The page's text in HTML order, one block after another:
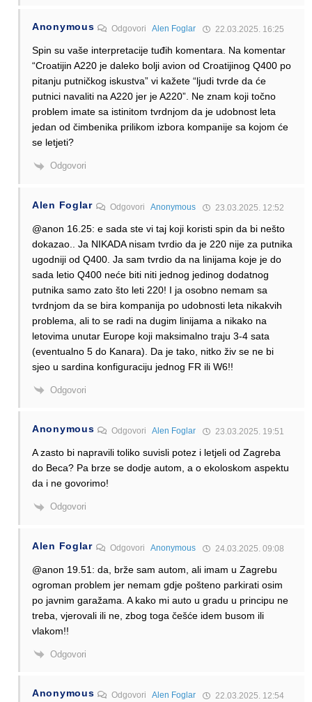
Anonymous OdgovoriAlen Foglar 22.03.2025. 16:25
Spin su vaše interpretacije tuđih komentara. Na komentar
“Croatijin A220 je daleko bolji avion od Croatijinog Q400 po
pitanju putničkog iskustva” vi kažete “ljudi tvrde da će
putnici navaliti na A220 jer je A220”. Ne znam koji točno
problem imate sa istinitom tvrdnjom da je udobnost leta
jedan od čimbenika prilikom izbora kompanije sa kojom će
se letjeti?
Odgovori
Alen Foglar Odgovori Anonymous 23.03.2025. 12:52
@anon 16.25: e sada ste vi taj koji koristi spin da bi nešto
dokazao.. Ja NIKADA nisam tvrdio da je 220 nije za putnika
ugodniji od Q400. Ja sam tvrdio da na linijama koje je do
sada letio Q400 neće biti niti jednog jedinog dodatnog
putnika samo zato što leti 220! I ja osobno nemam sa
tvrdnjom da se bira kompanija po udobnosti leta nikakvih
problema, ali to se radi na dugim linijama a nikako na
letovima unutar Europe koji maksimalno traju 3-4 sata
(eventualno 5 do Kanara). Da je tako, nitko živ se ne bi
sjeo u sardina konfiguraciju jednog FR ili W6!!
Odgovori
Anonymous OdgovoriAlen Foglar 23.03.2025. 19:51
A zasto bi napravili toliko suvisli potez i letjeli od Zagreba
do Beca? Pa brze se dodje autom, a o ekoloskom aspektu
da i ne govorimo!
Odgovori
Alen Foglar Odgovori Anonymous 24.03.2025. 09:08
@anon 19.51: da, brže sam autom, ali imam u Zagrebu
ogroman problem jer nemam gdje pošteno parkirati osim
po javnim garažama. A kako mi auto u gradu u principu ne
treba, vjerovali ili ne, zbog toga češće idem busom ili
vlakom!!
Odgovori
Anonymous OdgovoriAlen Foglar 22.03.2025. 12:54